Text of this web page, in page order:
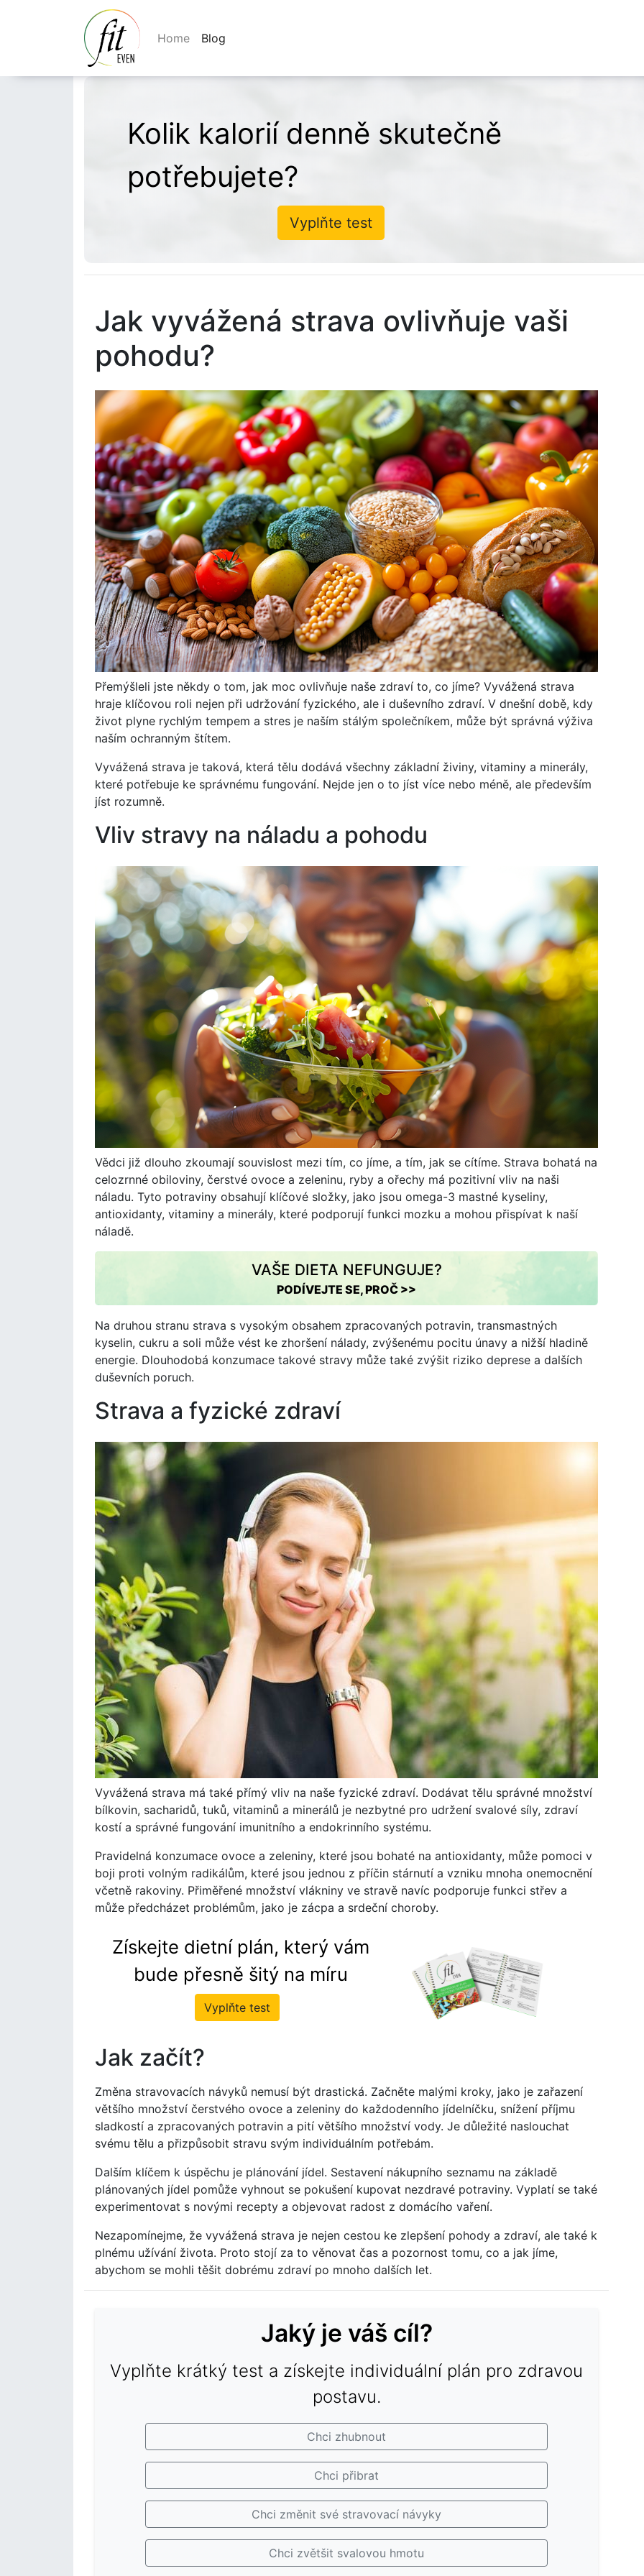
Home Blog
Kolik kalorií denně skutečně
potřebujete?
Vyplňte test
Jak vyvážená strava ovlivňuje vaši
pohodu?
Přemýšleli jste někdy o tom, jak moc ovlivňuje naše zdraví to, co jíme? Vyvážená strava
hraje klíčovou roli nejen při udržování fyzického, ale i duševního zdraví. V dnešní době, kdy
život plyne rychlým tempem a stres je naším stálým společníkem, může být správná výživa
naším ochranným štítem.
Vyvážená strava je taková, která tělu dodává všechny základní živiny, vitaminy a minerály,
které potřebuje ke správnému fungování. Nejde jen o to jíst více nebo méně, ale především
jíst rozumně.
Vliv stravy na náladu a pohodu
Vědci již dlouho zkoumají souvislost mezi tím, co jíme, a tím, jak se cítíme. Strava bohatá na
celozrnné obiloviny, čerstvé ovoce a zeleninu, ryby a ořechy má pozitivní vliv na naši
náladu. Tyto potraviny obsahují klíčové složky, jako jsou omega-3 mastné kyseliny,
antioxidanty, vitaminy a minerály, které podporují funkci mozku a mohou přispívat k naší
náladě.
VAŠE DIETA NEFUNGUJE?
PODÍVEJTE SE, PROČ >>
Na druhou stranu strava s vysokým obsahem zpracovaných potravin, transmastných
kyselin, cukru a soli může vést ke zhoršení nálady, zvýšenému pocitu únavy a nižší hladině
energie. Dlouhodobá konzumace takové stravy může také zvýšit riziko deprese a dalších
duševních poruch.
Strava a fyzické zdraví
Vyvážená strava má také přímý vliv na naše fyzické zdraví. Dodávat tělu správné množství
bílkovin, sacharidů, tuků, vitaminů a minerálů je nezbytné pro udržení svalové síly, zdraví
kostí a správné fungování imunitního a endokrinního systému.
Pravidelná konzumace ovoce a zeleniny, které jsou bohaté na antioxidanty, může pomoci v
boji proti volným radikálům, které jsou jednou z příčin stárnutí a vzniku mnoha onemocnění
včetně rakoviny. Přiměřené množství vlákniny ve stravě navíc podporuje funkci střev a
může předcházet problémům, jako je zácpa a srdeční choroby.
Získejte dietní plán, který vám
bude přesně šitý na míru
Vyplňte test
Jak začít?
Změna stravovacích návyků nemusí být drastická. Začněte malými kroky, jako je zařazení
většího množství čerstvého ovoce a zeleniny do každodenního jídelníčku, snížení příjmu
sladkostí a zpracovaných potravin a pití většího množství vody. Je důležité naslouchat
svému tělu a přizpůsobit stravu svým individuálním potřebám.
Dalším klíčem k úspěchu je plánování jídel. Sestavení nákupního seznamu na základě
plánovaných jídel pomůže vyhnout se pokušení kupovat nezdravé potraviny. Vyplatí se také
experimentovat s novými recepty a objevovat radost z domácího vaření.
Nezapomínejme, že vyvážená strava je nejen cestou ke zlepšení pohody a zdraví, ale také k
plnému užívání života. Proto stojí za to věnovat čas a pozornost tomu, co a jak jíme,
abychom se mohli těšit dobrému zdraví po mnoho dalších let.
Jaký je váš cíl?
Vyplňte krátký test a získejte individuální plán pro zdravou
postavu.
Chci zhubnout
Chci přibrat
Chci změnit své stravovací návyky
Chci zvětšit svalovou hmotu
Zdrowe przekąski na